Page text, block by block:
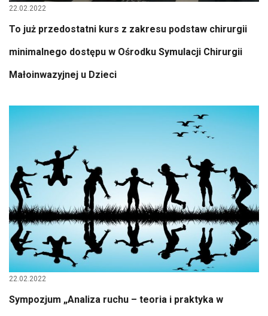
22.02.2022
To już przedostatni kurs z zakresu podstaw chirurgii
minimalnego dostępu w Ośrodku Symulacji Chirurgii
Małoinwazyjnej u Dzieci
22.02.2022
Sympozjum „Analiza ruchu – teoria i praktyka w